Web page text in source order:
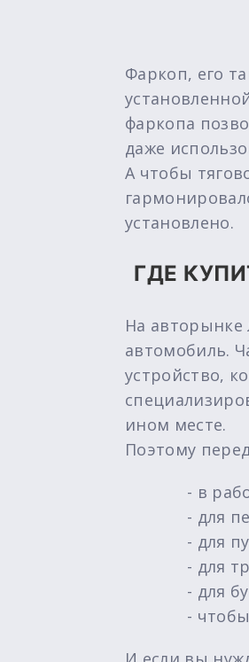
Фаркоп, его
фаркопа
даже
А чтобы
установлено.
ГДЕ
На
автомобиль.
устройство,
ином месте.
Поэтому
- в
- для
- для
- для
- для
-